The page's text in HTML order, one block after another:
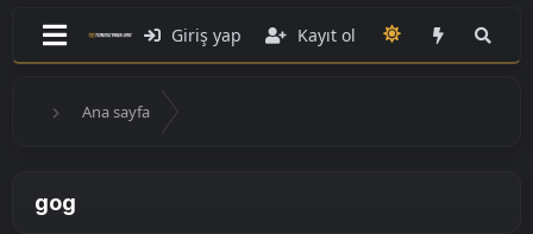
Giriş yap Kayıt ol
Ana sayfa
gog